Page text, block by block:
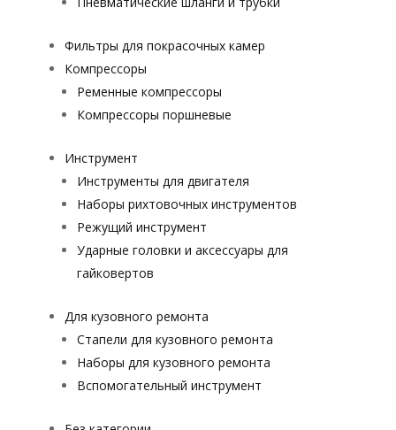
Фильтры для покрасочных камер
Компрессоры
Ременные компрессоры
Компрессоры поршневые
Инструмент
Инструменты для двигателя
Наборы рихтовочных инструментов
Режущий инструмент
Ударные головки и аксессуары для
гайковертов
Для кузовного ремонта
Стапели для кузовного ремонта
Наборы для кузовного ремонта
Вспомогательный инструмент